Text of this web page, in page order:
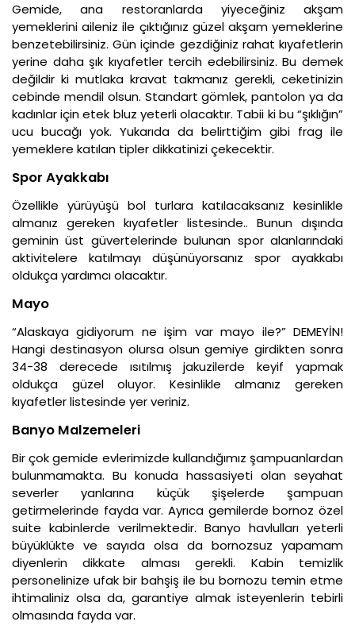
Gemide, ana restoranlarda yiyeceğiniz akşam
yemeklerini aileniz ile çıktığınız güzel akşam yemeklerine
benzetebilirsiniz. Gün içinde gezdiğiniz rahat kıyafetlerin
yerine daha şık kıyafetler tercih edebilirsiniz. Bu demek
değildir ki mutlaka kravat takmanız gerekli, ceketinizin
cebinde mendil olsun. Standart gömlek, pantolon ya da
kadınlar için etek bluz yeterli olacaktır. Tabii ki bu “şıklığın”
ucu bucağı yok. Yukarıda da belirttiğim gibi frag ile
yemeklere katılan tipler dikkatinizi çekecektir.
Spor Ayakkabı
Özellikle yürüyüşü bol turlara katılacaksanız kesinlikle
almanız gereken kıyafetler listesinde.. Bunun dışında
geminin üst güvertelerinde bulunan spor alanlarındaki
aktivitelere katılmayı düşünüyorsanız spor ayakkabı
oldukça yardımcı olacaktır.
Mayo
“Alaskaya gidiyorum ne işim var mayo ile?” DEMEYİN!
Hangi destinasyon olursa olsun gemiye girdikten sonra
34-38 derecede ısıtılmış jakuzilerde keyif yapmak
oldukça güzel oluyor. Kesinlikle almanız gereken
kıyafetler listesinde yer veriniz.
Banyo Malzemeleri
Bir çok gemide evlerimizde kullandığımız şampuanlardan
bulunmamakta. Bu konuda hassasiyeti olan seyahat
severler yanlarına küçük şişelerde şampuan
getirmelerinde fayda var. Ayrıca gemilerde bornoz özel
suite kabinlerde verilmektedir. Banyo havlulları yeterli
büyüklükte ve sayıda olsa da bornozsuz yapamam
diyenlerin dikkate alması gerekli. Kabin temizlik
personelinize ufak bir bahşiş ile bu bornozu temin etme
ihtimaliniz olsa da, garantiye almak isteyenlerin tebirli
olmasında fayda var.